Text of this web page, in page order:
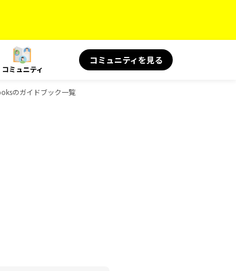
コミュニティ
コミュニティを見る
のガイドブック一覧